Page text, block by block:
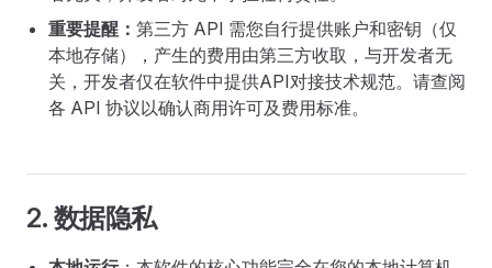
重要提醒： 第三方 API 需您自行提供账户和密钥（仅
本地存储），产生的费用由第三方收取，与开发者无
关，开发者仅在软件中提供API对接技术规范。请查阅
各 API 协议以确认商用许可及费用标准。
2. 数据隐私